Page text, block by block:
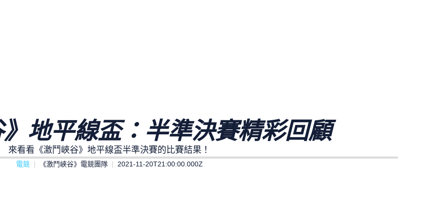
地平線盃：半準決賽精彩回顧
來看看《激鬥峽谷》地平線盃半準決賽的比賽結果！
電競 《激鬥峽谷》電競團隊 2021-11-20T21:00:00.000Z